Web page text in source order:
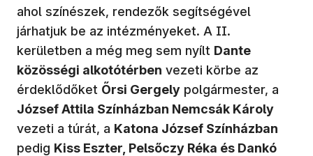
ahol színészek, rendezők segítségével
járhatjuk be az intézményeket. A II.
kerületben a még meg sem nyílt Dante
közösségi alkotótérben vezeti körbe az
érdeklődőket Őrsi Gergely polgármester, a
József Attila Színházban Nemcsák Károly
vezeti a túrát, a Katona József Színházban
pedig Kiss Eszter, Pelsőczy Réka és Dankó